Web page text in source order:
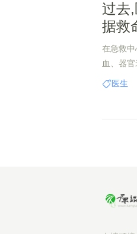
过去
据救
在急救
血、器
治疗，
医生